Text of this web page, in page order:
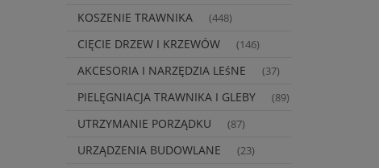
KOSZENIE TRAWNIKA (448)
CIĘCIE DRZEW I KRZEWÓW (146)
AKCESORIA I NARZĘDZIA LEśNE (37)
PIELĘGNIACJA TRAWNIKA I GLEBY (89)
UTRZYMANIE PORZĄDKU (87)
URZĄDZENIA BUDOWLANE (23)